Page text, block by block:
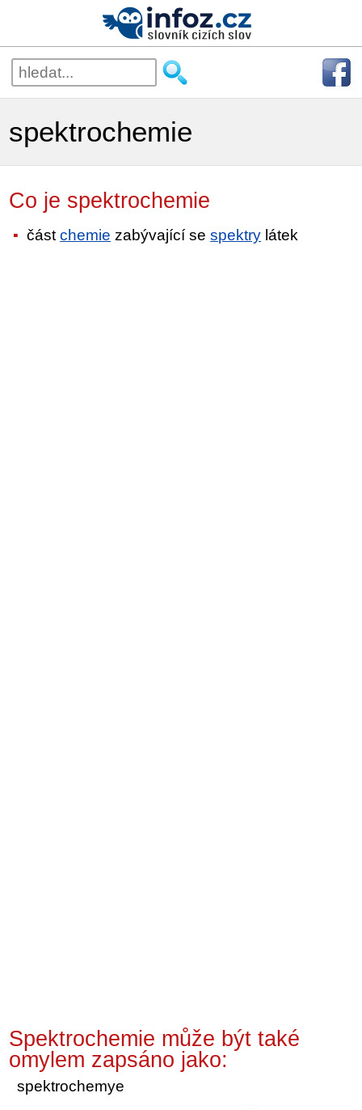
spektrochemie
Co je spektrochemie
částchemie zabývající sespektry látek
Spektrochemie může být také
omylem zapsáno jako:
spektrochemye